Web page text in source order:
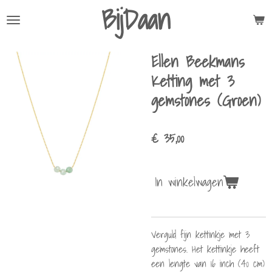
direct
de
hoofdinhoud
BijDaan
Ellen Beekmans
Ketting met 3
gemstones (Groen)
€ 35,00
In winkelwagen
Verguld fijn kettinkje met 3
gemstones. Het kettinkje heeft
een lengte van 16 inch (40 cm)